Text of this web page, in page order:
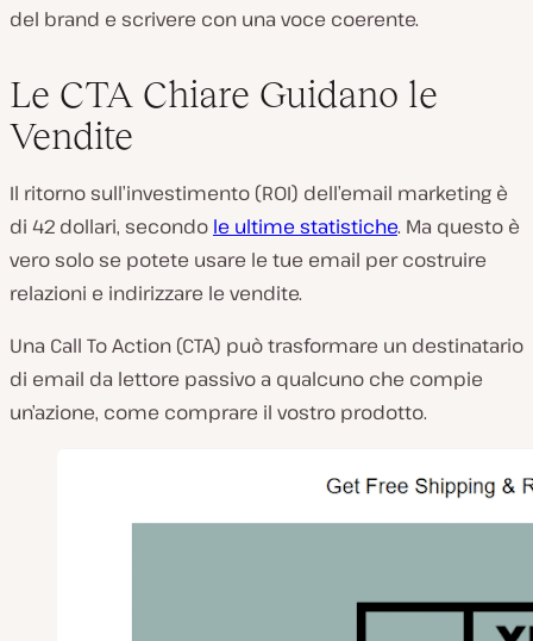
del brand e scrivere con una voce coerente.
Le CTA Chiare Guidano le
Vendite
Il ritorno sull’investimento (ROI) dell’email marketing è
di 42 dollari, secondo le ultime statistiche. Ma questo è
vero solo se potete usare le tue email per costruire
relazioni e indirizzare le vendite.
Una Call To Action (CTA) può trasformare un destinatario
di email da lettore passivo a qualcuno che compie
un’azione, come comprare il vostro prodotto.